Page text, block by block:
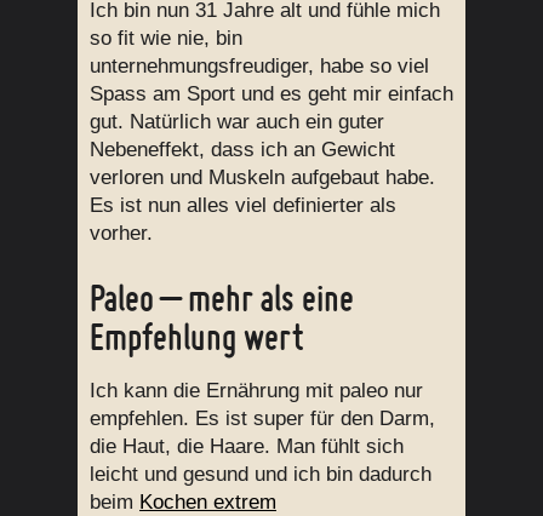
Ich bin nun 31 Jahre alt und fühle mich
so fit wie nie, bin
unternehmungsfreudiger, habe so viel
Spass am Sport und es geht mir einfach
gut. Natürlich war auch ein guter
Nebeneffekt, dass ich an Gewicht
verloren und Muskeln aufgebaut habe.
Es ist nun alles viel definierter als
vorher.
Paleo – mehr als eine
Empfehlung wert
Ich kann die Ernährung mit paleo nur
empfehlen. Es ist super für den Darm,
die Haut, die Haare. Man fühlt sich
leicht und gesund und ich bin dadurch
beim Kochen extrem